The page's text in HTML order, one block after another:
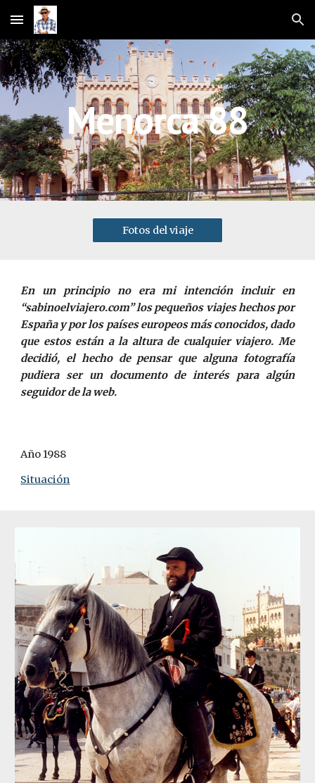
Skip to main content Skip to navigation
Menorca 88
Fotos del viaje
En un principio no era mi intención incluir en
“sabinoelviajero.com” los pequeños viajes hechos por
España y por los países europeos más conocidos, dado
que estos están a la altura de cualquier viajero. Me
decidió, el hecho de pensar que alguna fotografía
pudiera ser un documento de interés para algún
seguidor de la web.
Año 1988
Situación